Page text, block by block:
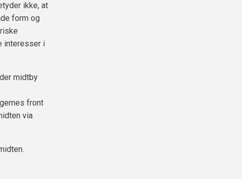
ikke, at
form og
interesser i
midtby
front
via